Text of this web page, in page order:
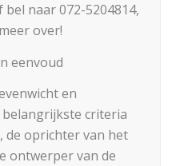
bel naar 072-5204814,
over!
eenvoud
en
criteria
de oprichter van het
ontwerper van de